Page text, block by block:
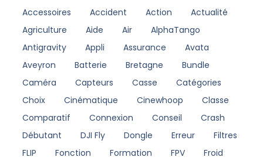
Accessoires Accident Action
Actualité
Agriculture
Aide Air
AlphaTango
Antigravity
Appli Assurance
Avata
Aveyron
Batterie Bretagne
Bundle
Caméra
Capteurs Casse
Catégories
Choix
Cinématique Cinewhoop
Classe
Comparatif
Connexion Conseil
Crash
Débutant
DJI Fly Dongle Erreur
Filtres
FLIP
Fonction Formation FPV
Froid